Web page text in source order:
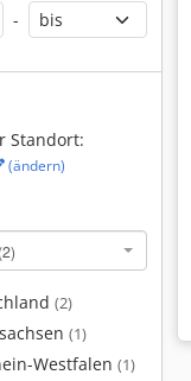
-
Standort:
(ändern)
(2)
(2)
(1)
Westfalen (1)